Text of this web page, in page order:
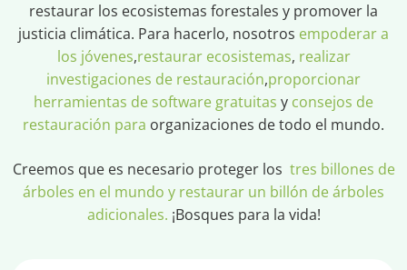
restaurar los ecosistemas forestales y promover la
justicia climática. Para hacerlo, nosotros empoderar a
los jóvenes,restaurar ecosistemas, realizar
investigaciones de restauración,proporcionar
herramientas de software gratuitas y consejos de
restauración para organizaciones de todo el mundo.
Creemos que es necesario proteger los tres billones de
árboles en el mundo y restaurar un billón de árboles
adicionales. ¡Bosques para la vida!